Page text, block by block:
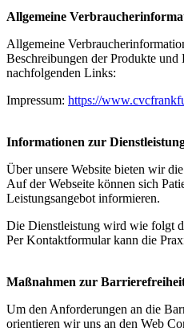
Allgemeine
Allgemeine
Beschreibungen der Produkte und
nachfolgenden Links:
Impressum: https://
Informationen zur
Über unsere Website bieten wir
Auf der Webseite können sich
Leistungsangebot informieren.
Die Dienstleistung wird wie folgt
Per Kontaktformular kann die
Maßnahmen zur
Um den Anforderungen an die
orientieren wir uns an den Web